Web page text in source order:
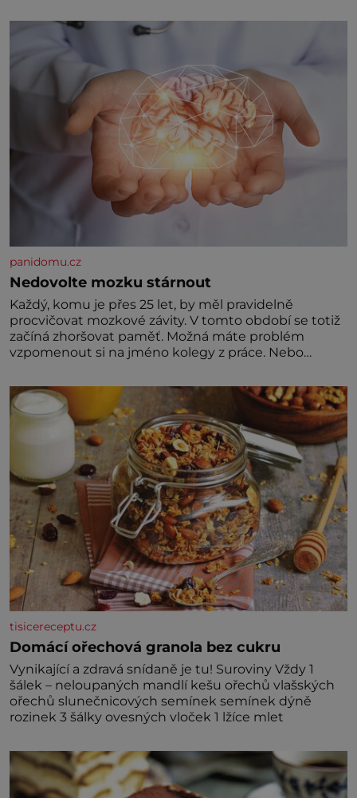
Hodně času tráví na zemi, kde sbírá zbytky semínek
Jeho domovinou je prakticky celá Austrálie s
výjimkou pobřežní oblasti.
panidomu.cz
Nedovolte mozku stárnout
Každý, komu je přes 25 let, by měl pravidelně
procvičovat mozkové závity. V tomto období se totiž
začíná zhoršovat paměť. Možná máte problém
vzpomenout si na jméno kolegy z práce. Nebo
nedávno přečetli. Je to opravdu tak, s věkem jako
kdyby se paměť rozhodla stávkovat. Cvičte
tisicereceptu.cz
Domácí ořechová granola bez cukru
Vynikající a zdravá snídaně je tu! Suroviny Vždy 1
šálek – neloupaných mandlí kešu ořechů vlašských
ořechů slunečnicových semínek semínek dýně
rozinek 3 šálky ovesných vloček 1 lžíce mlet